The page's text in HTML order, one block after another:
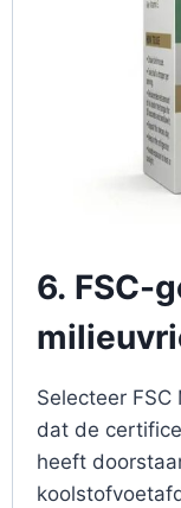
6. FSC-
Selecteer
dat de
heeft